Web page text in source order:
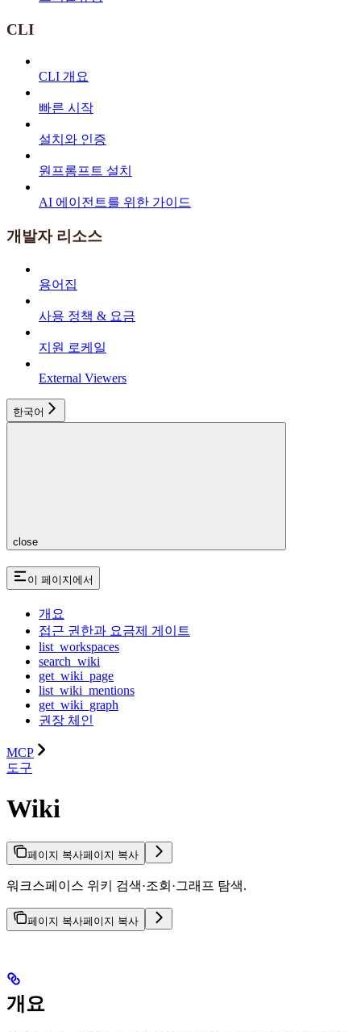
CLI
CLI 개요
빠른 시작
설치와 인증
원프롬프트 설치
AI 에이전트를 위한 가이드
개발자 리소스
용어집
사용 정책 & 요금
지원 로케일
External Viewers
한국어
close
이 페이지에서
개요
접근 권한과 요금제 게이트
list_workspaces
search_wiki
get_wiki_page
list_wiki_mentions
get_wiki_graph
권장 체인
MCP
도구
Wiki
페이지 복사페이지 복사
워크스페이스 위키 검색·조회·그래프 탐색.
페이지 복사페이지 복사
개요